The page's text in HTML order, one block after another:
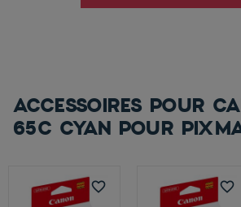
ACCESSOIRES POUR
65C CYAN POUR
favorite_border favorite_border